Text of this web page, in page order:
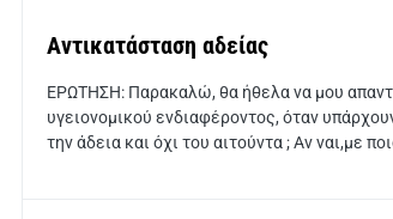
Αντικατάσταση αδείας
ΕΡΩΤΗΣΗ: Παρακαλώ, θα ήθελα να μου
υγειονομικού ενδιαφέροντος, όταν
την άδεια και όχι του αιτούντα ; Αν ναι,με